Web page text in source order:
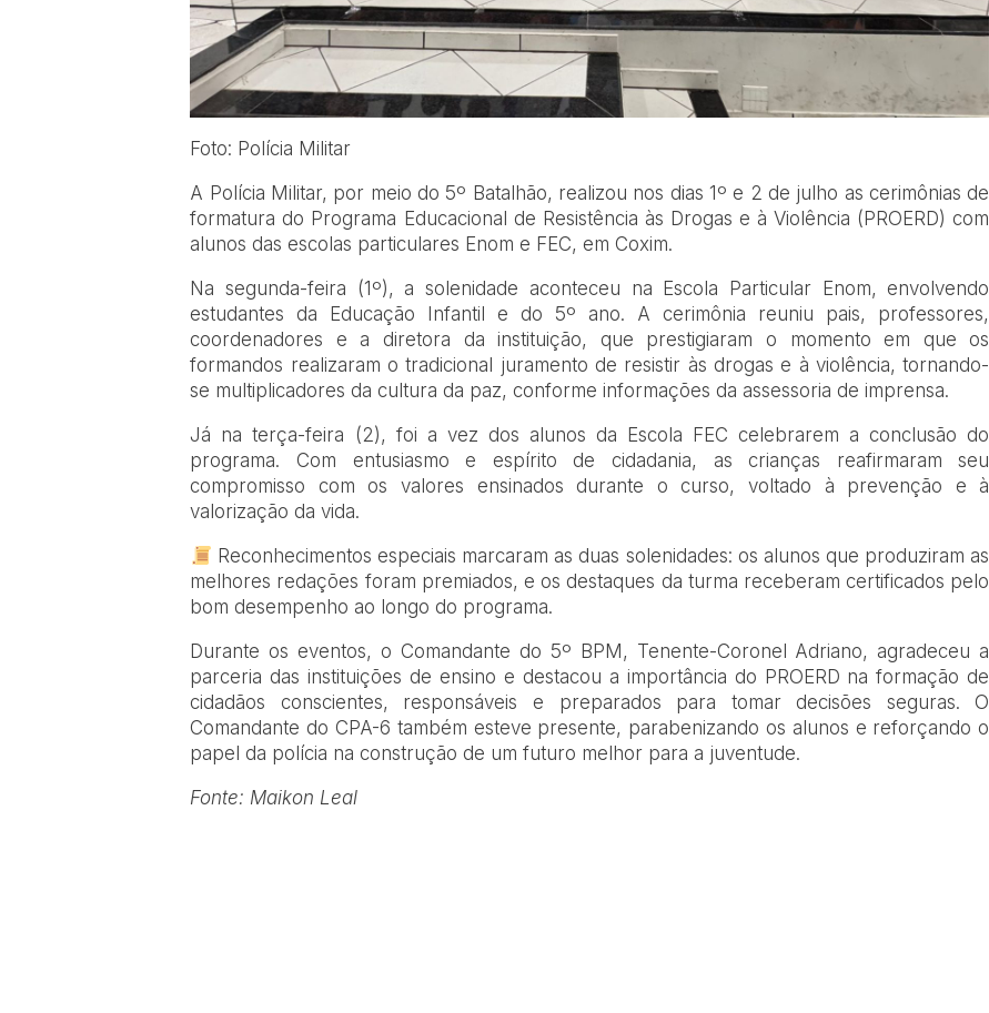
Foto: Polícia Militar
A Polícia Militar, por meio do 5º Batalhão, realizou nos dias 1º e 2 de julho as cerimônias de
formatura do Programa Educacional de Resistência às Drogas e à Violência (PROERD) com
alunos das escolas particulares Enom e FEC, em Coxim.
Na segunda-feira (1º), a solenidade aconteceu na Escola Particular Enom, envolvendo
estudantes da Educação Infantil e do 5º ano. A cerimônia reuniu pais, professores,
coordenadores e a diretora da instituição, que prestigiaram o momento em que os
formandos realizaram o tradicional juramento de resistir às drogas e à violência, tornando-
se multiplicadores da cultura da paz, conforme informações da assessoria de imprensa.
Já na terça-feira (2), foi a vez dos alunos da Escola FEC celebrarem a conclusão do
programa. Com entusiasmo e espírito de cidadania, as crianças reafirmaram seu
compromisso com os valores ensinados durante o curso, voltado à prevenção e à
valorização da vida.
Reconhecimentos especiais marcaram as duas solenidades: os alunos que produziram as
melhores redações foram premiados, e os destaques da turma receberam certificados pelo
bom desempenho ao longo do programa.
Durante os eventos, o Comandante do 5º BPM, Tenente-Coronel Adriano, agradeceu a
parceria das instituições de ensino e destacou a importância do PROERD na formação de
cidadãos conscientes, responsáveis e preparados para tomar decisões seguras. O
Comandante do CPA-6 também esteve presente, parabenizando os alunos e reforçando o
papel da polícia na construção de um futuro melhor para a juventude.
Fonte: Maikon Leal